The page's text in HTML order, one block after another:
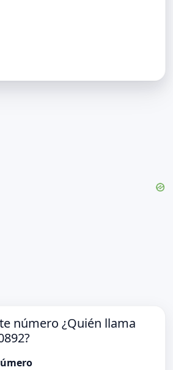
número ¿Quién llama